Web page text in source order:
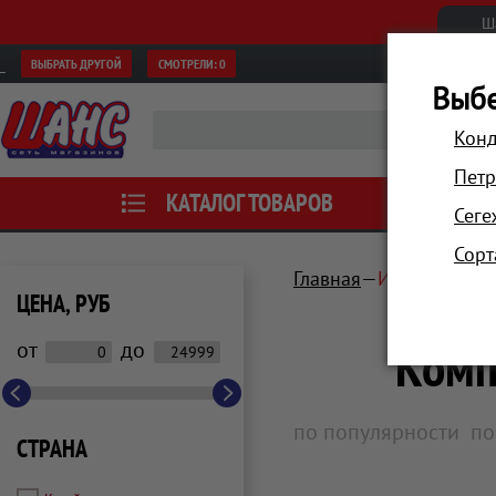
ВЫБРАТЬ ДРУГОЙ СМОТРЕЛИ:0
КАТАЛОГ ТОВАРОВ АКЦИИ
ЦЕНА, РУБ
от до
СТРАНА
Главная Инструмент,
по популярности